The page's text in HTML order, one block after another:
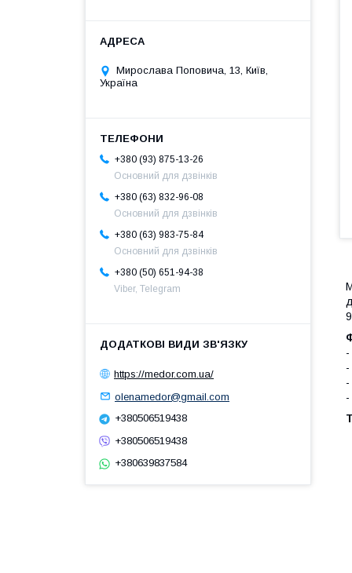
-
-
-
-
Мирослава Поповича, 13, Київ,
Україна
+380 (93) 875-13-26
Основний для дзвінків
+380 (63) 832-96-08
Основний для дзвінків
+380 (63) 983-75-84
Основний для дзвінків
+380 (50) 651-94-38
Viber, Telegram
https://medor.com.ua/
olenamedor@gmail.com
+380506519438
+380506519438
+380639837584